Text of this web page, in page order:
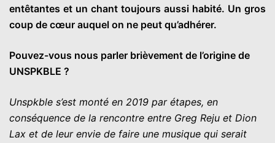
entêtantes et un chant toujours aussi habité. Un gros
coup de cœur auquel on ne peut qu’adhérer.
Pouvez-vous nous parler brièvement de l’origine de
UNSPKBLE ?
Unspkble s’est monté en 2019 par étapes, en
conséquence de la rencontre entre Greg Reju et Dion
Lax et de leur envie de faire une musique qui serait